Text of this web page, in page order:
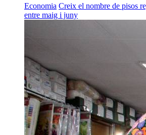
Economia Creix el nombre de pisos
entre maig i juny